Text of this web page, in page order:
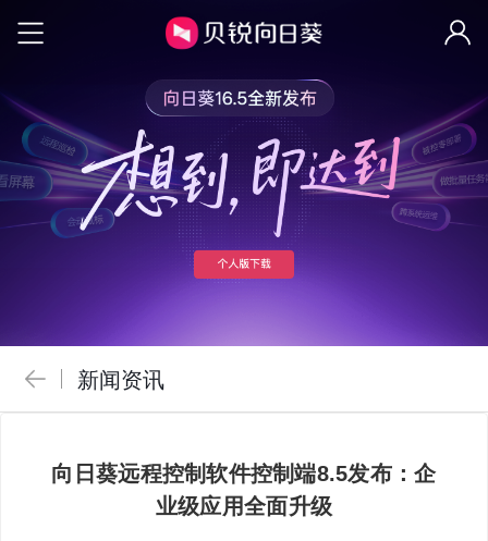
新闻资讯
向日葵远程控制软件控制端8.5发布：企
业级应用全面升级